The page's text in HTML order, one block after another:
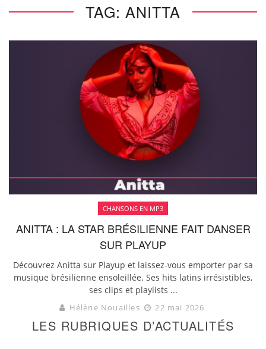
TAG: ANITTA
CHANSONS EN MP3
ANITTA : LA STAR BRÉSILIENNE FAIT DANSER
SUR PLAYUP
Découvrez Anitta sur Playup et laissez-vous emporter par sa
musique brésilienne ensoleillée. Ses hits latins irrésistibles,
ses clips et playlists ...
Hélène Nouailles 22 mai 2026
LES RUBRIQUES D’ACTUALITÉS